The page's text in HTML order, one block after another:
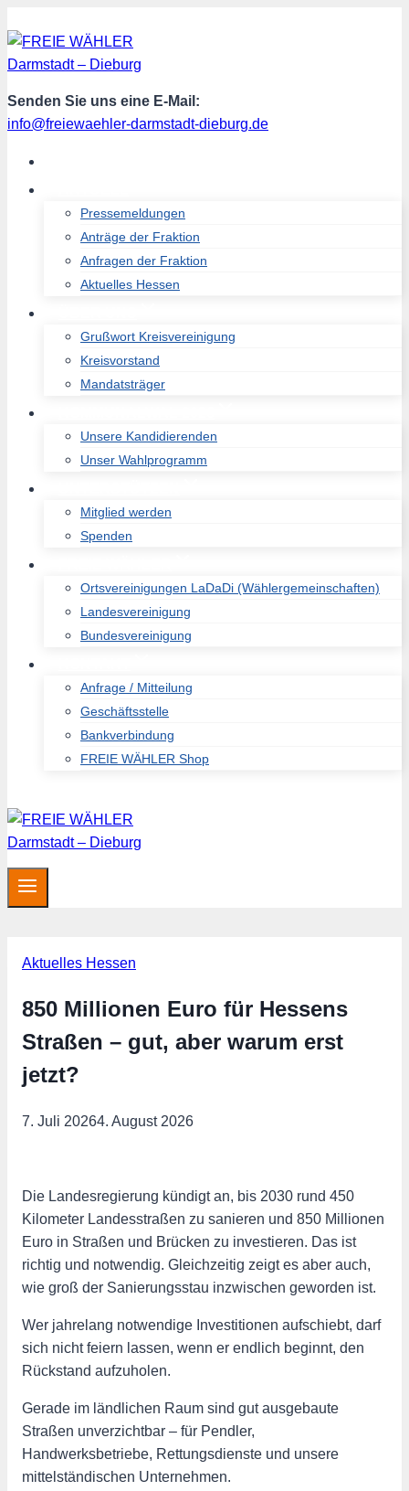
Inhalt
springen
Senden Sie uns eine E-Mail:
info@freiewaehler-darmstadt-dieburg.de
Pressemeldungen
Anträge der Fraktion
Anfragen der Fraktion
Aktuelles Hessen
Grußwort Kreisvereinigung
Kreisvorstand
Mandatsträger
Unsere Kandidierenden
Unser Wahlprogramm
Mitglied werden
Spenden
Ortsvereinigungen LaDaDi (Wählergemeinschaften)
Landesvereinigung
Bundesvereinigung
Anfrage / Mitteilung
Geschäftsstelle
Bankverbindung
FREIE WÄHLER Shop
Aktuelles Hessen
850 Millionen Euro für Hessens
Straßen – gut, aber warum erst
jetzt?
7. Juli 20264. August 2026
Die Landesregierung kündigt an, bis 2030 rund 450
Kilometer Landesstraßen zu sanieren und 850 Millionen
Euro in Straßen und Brücken zu investieren. Das ist
richtig und notwendig. Gleichzeitig zeigt es aber auch,
wie groß der Sanierungsstau inzwischen geworden ist.
Wer jahrelang notwendige Investitionen aufschiebt, darf
sich nicht feiern lassen, wenn er endlich beginnt, den
Rückstand aufzuholen.
Gerade im ländlichen Raum sind gut ausgebaute
Straßen unverzichtbar – für Pendler,
Handwerksbetriebe, Rettungsdienste und unsere
mittelständischen Unternehmen.